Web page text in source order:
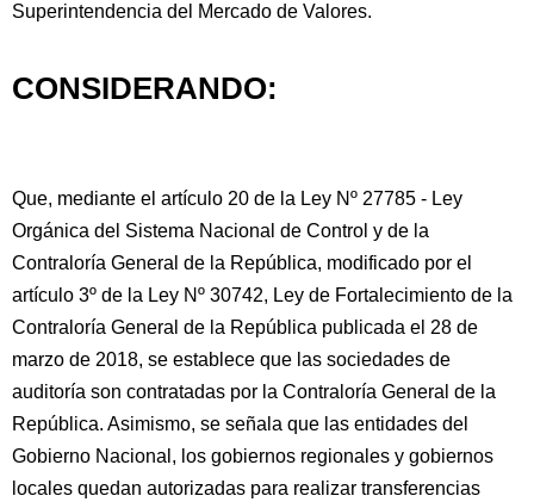
Superintendencia del Mercado de Valores.
CONSIDERANDO:
Que, mediante el artículo 20 de la Ley Nº 27785 - Ley
Orgánica del Sistema Nacional de Control y de la
Contraloría General de la República, modificado por el
artículo 3º de la Ley Nº 30742, Ley de Fortalecimiento de la
Contraloría General de la República publicada el 28 de
marzo de 2018, se establece que las sociedades de
auditoría son contratadas por la Contraloría General de la
República. Asimismo, se señala que las entidades del
Gobierno Nacional, los gobiernos regionales y gobiernos
locales quedan autorizadas para realizar transferencias